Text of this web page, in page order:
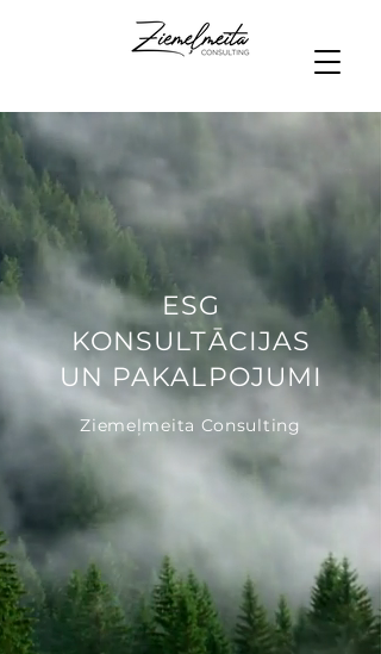
ESG
KONSULTĀCIJAS
UN PAKALPOJUMI
Ziemeļmeita Consulting